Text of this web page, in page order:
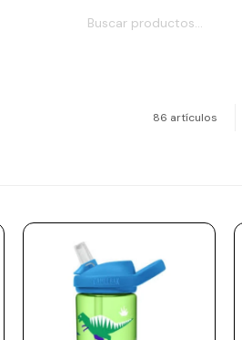
86 artículos